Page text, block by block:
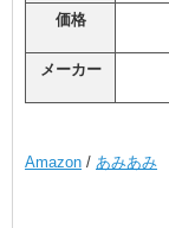
価格
メーカー
Amazon / あみあみ